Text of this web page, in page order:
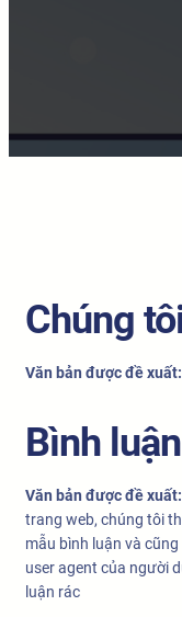
Chúng
Văn bản được đề xuất:
Bình luận
Văn bản được đề xuất:
trang web, chúng tôi
mẫu bình luận và
user agent của người
luận rác